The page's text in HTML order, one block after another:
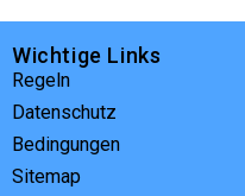
Wichtige Links
Regeln
Datenschutz
Bedingungen
Sitemap